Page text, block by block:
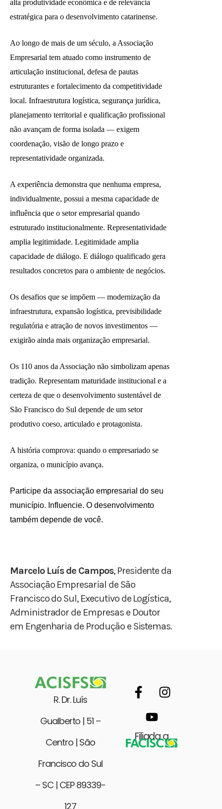
alta produtividade econômica e de relevância
estratégica para o desenvolvimento catarinense.
Ao longo de mais de um século, a Associação
Empresarial tem atuado como instrumento de
articulação institucional, defesa de pautas
estruturantes e fortalecimento da competitividade
local. Infraestrutura logística, segurança jurídica,
planejamento territorial e qualificação profissional
não avançam de forma isolada — exigem
coordenação, visão de longo prazo e
representatividade organizada.
A experiência demonstra que nenhuma empresa,
individualmente, possui a mesma capacidade de
influência que o setor empresarial quando
estruturado institucionalmente. Representatividade
amplia legitimidade. Legitimidade amplia
capacidade de diálogo. E diálogo qualificado gera
resultados concretos para o ambiente de negócios.
Os desafios que se impõem — modernização da
infraestrutura, expansão logística, previsibilidade
regulatória e atração de novos investimentos —
exigirão ainda mais organização empresarial.
Os 110 anos da Associação não simbolizam apenas
tradição. Representam maturidade institucional e a
certeza de que o desenvolvimento sustentável de
São Francisco do Sul depende de um setor
produtivo coeso, articulado e protagonista.
A história comprova: quando o empresariado se
organiza, o município avança.
Participe da associação empresarial do seu
município. Influencie. O desenvolvimento
também depende de você.
Marcelo Luís de Campos, Presidente da
Associação Empresarial de São
Francisco do Sul, Executivo de Logística,
Administrador de Empresas e Doutor
em Engenharia de Produção e Sistemas.
R. Dr. Luís
Gualberto | 51 –
Centro | São
Francisco do Sul
– SC | CEP 89339-
127
Filiada a